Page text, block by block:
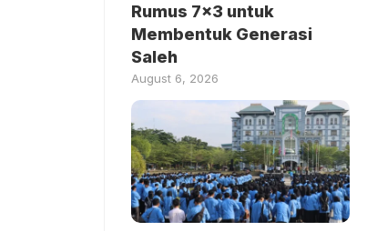
Rumus 7×3 untuk
Membentuk Generasi
Saleh
August 6, 2026